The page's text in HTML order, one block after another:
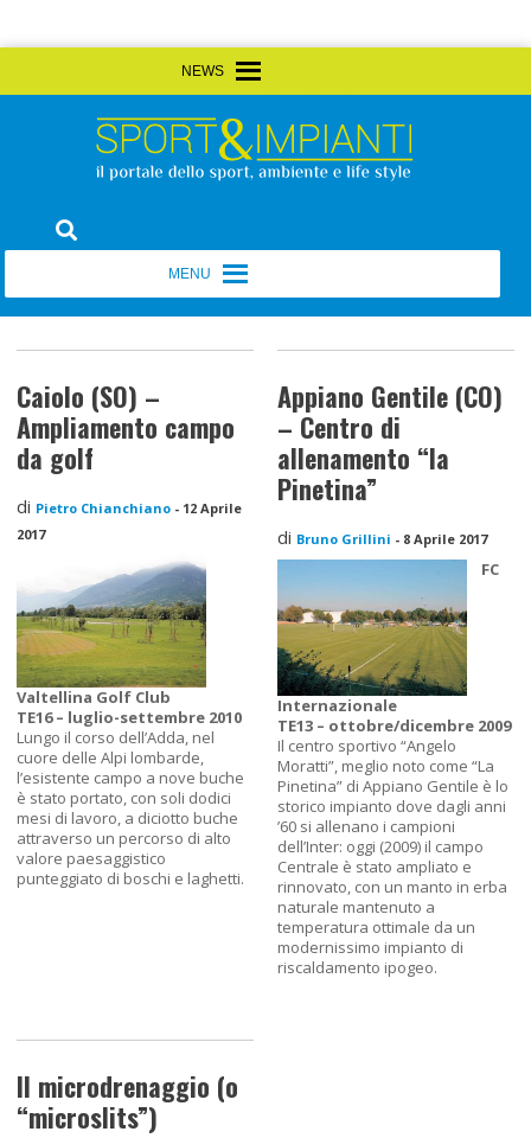
to
Sport&Impianti
Caiolo (SO) –
Ampliamento campo
da golf
di Pietro Chianchiano - 12 Aprile
2017
Valtellina Golf Club
TE16 – luglio-settembre 2010
Lungo il corso dell’Adda, nel
cuore delle Alpi lombarde,
l’esistente campo a nove buche
è stato portato, con soli dodici
mesi di lavoro, a diciotto buche
attraverso un percorso di alto
valore paesaggistico
punteggiato di boschi e laghetti.
Appiano Gentile (CO)
– Centro di
allenamento “la
Pinetina”
di Bruno Grillini - 8 Aprile 2017
FC
Internazionale
TE13 – ottobre/dicembre 2009
Il centro sportivo “Angelo
Moratti”, meglio noto come “La
Pinetina” di Appiano Gentile è lo
storico impianto dove dagli anni
’60 si allenano i campioni
dell’Inter: oggi (2009) il campo
Centrale è stato ampliato e
rinnovato, con un manto in erba
naturale mantenuto a
temperatura ottimale da un
modernissimo impianto di
riscaldamento ipogeo.
Il microdrenaggio (o
“microslits”)